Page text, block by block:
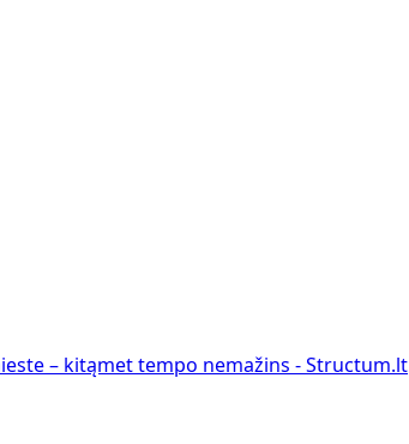
– kitąmet tempo nemažins - Structum.lt